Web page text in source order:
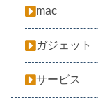
mac
ガジェット
サービス